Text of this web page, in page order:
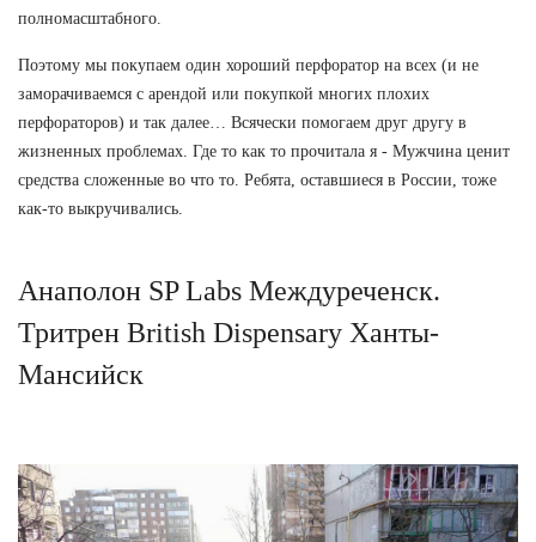
полномасштабного.
Поэтому мы покупаем один хороший перфоратор на всех (и не
заморачиваемся с арендой или покупкой многих плохих
перфораторов) и так далее… Всячески помогаем друг другу в
жизненных проблемах. Где то как то прочитала я - Мужчина ценит
средства сложенные во что то. Ребята, оставшиеся в России, тоже
как-то выкручивались.
Анаполон SP Labs Междуреченск.
Тритрен British Dispensary Ханты-
Мансийск